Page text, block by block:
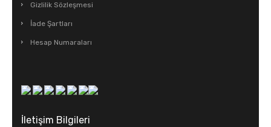
Gizlilik Sözleşmesi
İade Şartları
Hesap Numaraları
İletişim Bilgileri